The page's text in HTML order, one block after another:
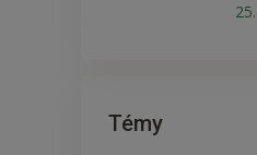
Témy